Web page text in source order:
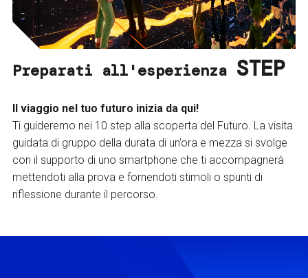
Preparati all'esperienza STEP
Il viaggio nel tuo futuro inizia da qui!
Ti guideremo nei 10 step alla scoperta del Futuro. La visita
guidata di gruppo della durata di un’ora e mezza si svolge
con il supporto di uno smartphone che ti accompagnerà
mettendoti alla prova e fornendoti stimoli o spunti di
riflessione durante il percorso.